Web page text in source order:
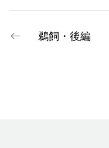
鵜飼・後編